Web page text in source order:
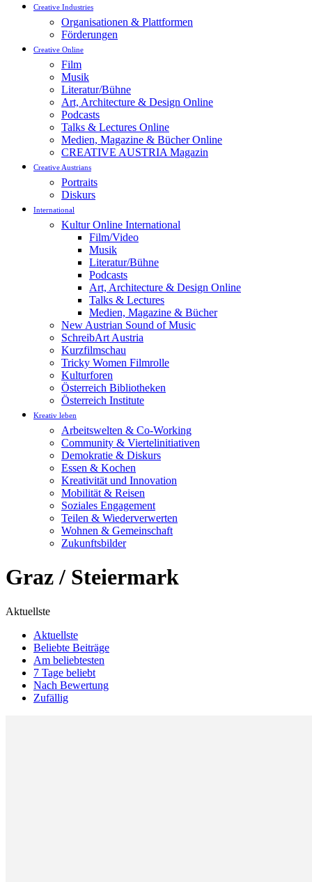
Creative Industries
Organisationen & Plattformen
Förderungen
Creative Online
Film
Musik
Literatur/Bühne
Art, Architecture & Design Online
Podcasts
Talks & Lectures Online
Medien, Magazine & Bücher Online
CREATIVE AUSTRIA Magazin
Creative Austrians
Portraits
Diskurs
International
Kultur Online International
Film/Video
Musik
Literatur/Bühne
Podcasts
Art, Architecture & Design Online
Talks & Lectures
Medien, Magazine & Bücher
New Austrian Sound of Music
SchreibArt Austria
Kurzfilmschau
Tricky Women Filmrolle
Kulturforen
Österreich Bibliotheken
Österreich Institute
Kreativ leben
Arbeitswelten & Co-Working
Community & Viertelinitiativen
Demokratie & Diskurs
Essen & Kochen
Kreativität und Innovation
Mobilität & Reisen
Soziales Engagement
Teilen & Wiederverwerten
Wohnen & Gemeinschaft
Zukunftsbilder
Graz / Steiermark
Aktuellste
Aktuellste
Beliebte Beiträge
Am beliebtesten
7 Tage beliebt
Nach Bewertung
Zufällig